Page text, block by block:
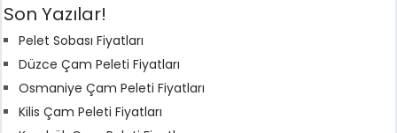
Son Yazılar!
Pelet Sobası Fiyatları
Düzce Çam Peleti Fiyatları
Osmaniye Çam Peleti Fiyatları
Kilis Çam Peleti Fiyatları